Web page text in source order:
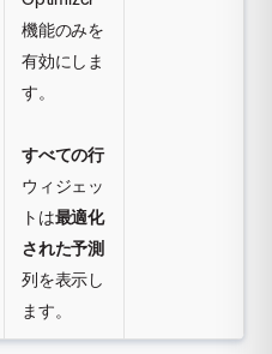
機能のみを
有効にしま
す。
すべての行
ウィジェッ
トは最適化
された予測
列を表示し
ます。